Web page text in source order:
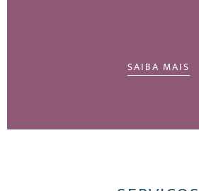
SAIBA MAIS